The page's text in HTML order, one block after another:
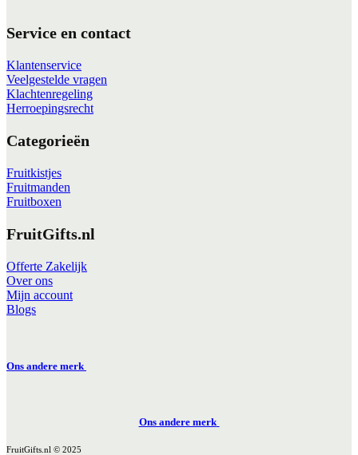
Service en contact
Klantenservice
Veelgestelde vragen
Klachtenregeling
Herroepingsrecht
Categorieën
Fruitkistjes
Fruitmanden
Fruitboxen
FruitGifts.nl
Offerte Zakelijk
Over ons
Mijn account
Blogs
Ons andere merk
Ons andere merk
FruitGifts.nl © 2025